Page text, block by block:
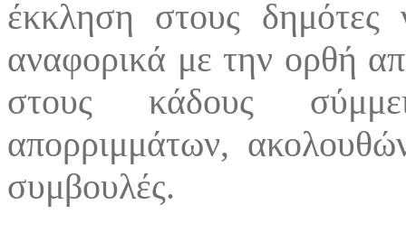
έκκληση στους δημότες
αναφορικά με την ορθή
στους κάδους
απορριμμάτων,
συμβουλές.